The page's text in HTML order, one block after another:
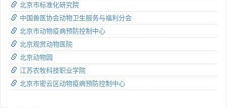
北京市标准化研究院
中国兽医协会动物卫生服务与福利分会
北京市动物疫病预防控制中心
北京观赏动物医院
北京动物园
江苏农牧科技职业学院
北京市密云区动物疫病预防控制中心